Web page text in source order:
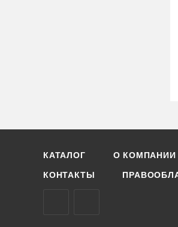
КАТАЛОГ О КОМПАНИИ
КОНТАКТЫ